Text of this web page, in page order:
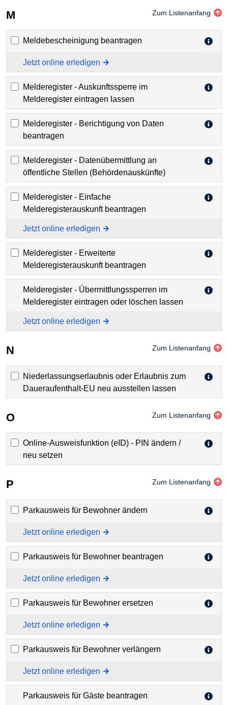
M Zum Listenanfang
Meldebescheinigung beantragen
Jetzt online erledigen
Melderegister - Auskunftssperre im
Melderegister eintragen lassen
Melderegister - Berichtigung von Daten
beantragen
Melderegister - Datenübermittlung an
öffentliche Stellen (Behördenauskünfte)
Melderegister - Einfache
Melderegisterauskunft beantragen
Jetzt online erledigen
Melderegister - Erweiterte
Melderegisterauskunft beantragen
Melderegister - Übermittlungssperren im
Melderegister eintragen oder löschen lassen
Jetzt online erledigen
N Zum Listenanfang
Niederlassungserlaubnis oder Erlaubnis zum
Daueraufenthalt-EU neu ausstellen lassen
O Zum Listenanfang
Online-Ausweisfunktion (eID) - PIN ändern /
neu setzen
P Zum Listenanfang
Parkausweis für Bewohner ändern
Jetzt online erledigen
Parkausweis für Bewohner beantragen
Jetzt online erledigen
Parkausweis für Bewohner ersetzen
Jetzt online erledigen
Parkausweis für Bewohner verlängern
Jetzt online erledigen
Parkausweis für Gäste beantragen